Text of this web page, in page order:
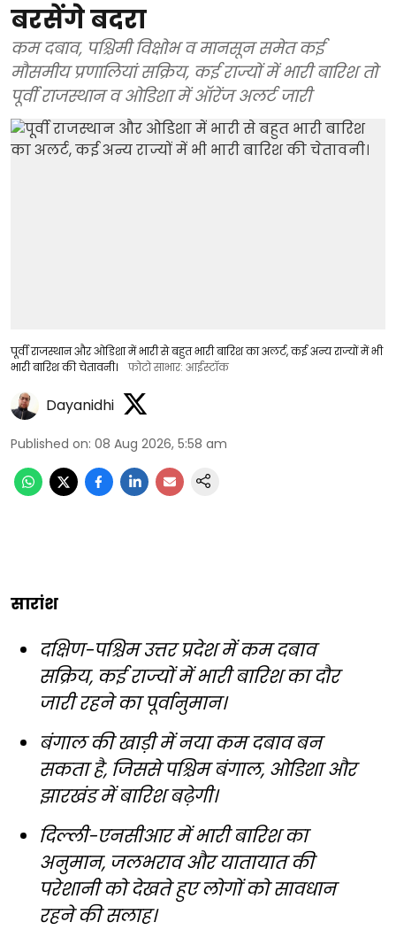
बरसेंगे बदरा
कम दबाव, पश्चिमी विक्षोभ व मानसून समेत कई
मौसमीय प्रणालियां सक्रिय, कई राज्यों में भारी बारिश तो
पूर्वी राजस्थान व ओडिशा में ऑरेंज अलर्ट जारी
पूर्वी राजस्थान और ओडिशा में भारी से बहुत भारी बारिश का अलर्ट, कई अन्य राज्यों में भी
भारी बारिश की चेतावनी।
फोटो साभार: आईस्टॉक
Dayanidhi
Published on: 08 Aug 2026, 5:58 am
सारांश
दक्षिण-पश्चिम उत्तर प्रदेश में कम दबाव
सक्रिय, कई राज्यों में भारी बारिश का दौर
जारी रहने का पूर्वानुमान।
बंगाल की खाड़ी में नया कम दबाव बन
सकता है, जिससे पश्चिम बंगाल, ओडिशा और
झारखंड में बारिश बढ़ेगी।
दिल्ली-एनसीआर में भारी बारिश का
अनुमान, जलभराव और यातायात की
परेशानी को देखते हुए लोगों को सावधान
रहने की सलाह।